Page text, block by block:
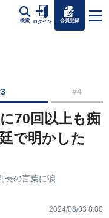
検索 ログイン 会員登録
#4
70回以上も痴
で明かした
長の言葉に涙
2024/08/03 8:00